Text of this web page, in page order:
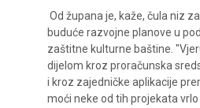
Od župana je, kaže, čula niz
buduće razvojne planove u
zaštitne kulturne baštine.
dijelom kroz proračunska
i kroz zajedničke aplikacije
moći neke od tih projekata